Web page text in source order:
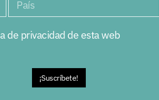
de privacidad de esta web
¡Suscríbete!